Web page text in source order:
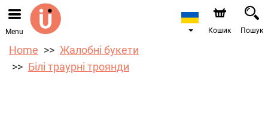
Ми приймаємо замовлення через наш інтернет-
магазин. Найближча можлива дата доставки —
10.08.2026 у зв’язку з відпусткою.
Menu Кошик Пошук
Home
Жалобні букети
Білі траурні троянди